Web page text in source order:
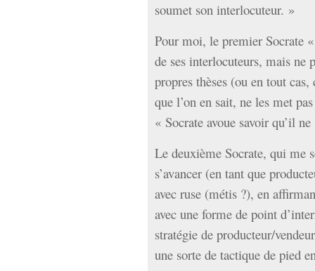
soumet son interlocuteur. »
Pour moi, le premier Socrate
de ses interlocuteurs, mais ne
propres thèses (ou en tout
que l’on en sait, ne les met
« Socrate avoue savoir qu’il
Le deuxième Socrate, qui me
s’avancer (en tant que
avec ruse (métis ?), en
avec une forme de point
stratégie de producteur/
une sorte de tactique de pied